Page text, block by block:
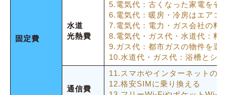
26.美容費・服飾費：セールに惑わされないで
必要なものだけ買う
27.医療費：かかりつけ医を持つ
28.医療費：ジェネリック医薬品を購入する
29.そのほか：キャッシュレス決済を使う
30.そのほか：図書館を利用する
固定費
水道
光熱費
5.電気代：古くなった家電を省
6.電気代：暖房・冷房はエアコ
7.電気代：電力・ガス会社の料
8.電気代・ガス代・水道代：料
9.ガス代：都市ガスの物件を選
10.水道代・ガス代：浴槽とシ
通信費
11.スマホやインターネットの
12.格安SIMに乗り換える